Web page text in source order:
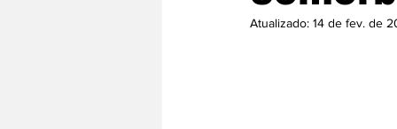
Atualizado: 14 de fev. de